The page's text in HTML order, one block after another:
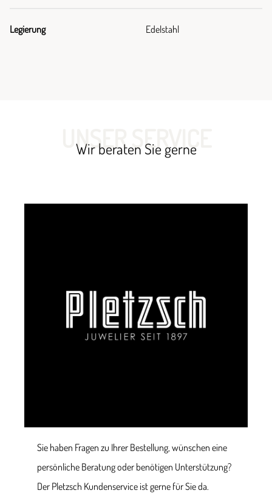
Legierung Edelstahl
UNSER SERVICE
Wir beraten Sie gerne
Sie haben Fragen zu Ihrer Bestellung, wünschen eine
persönliche Beratung oder benötigen Unterstützung?
Der Pletzsch Kundenservice ist gerne für Sie da.